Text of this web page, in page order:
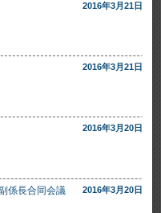
2016年3月21日
2016年3月21日
2016年3月20日
係長合同会議 2016年3月20日